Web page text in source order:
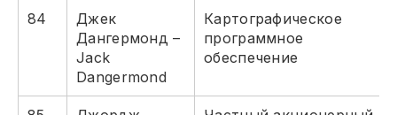
84
Джек
Дангермонд –
Jack
Dangermond
Картографическое
программное
обеспечение